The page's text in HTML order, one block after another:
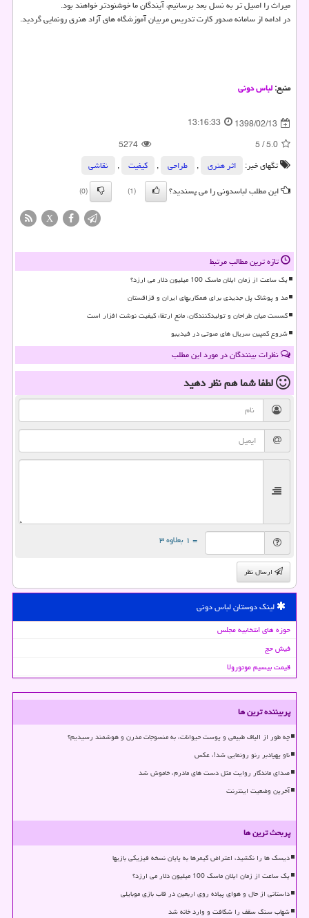
میراث را اصیل تر به نسل بعد برسانیم، آیندگان ما خوشنودتر خواهند بود.
در ادامه از سامانه صدور كارت تدریس مربیان آموزشگاه های آزاد هنری رونمایی گردید.
منبع:لباس دونی
1398/02/13
13:16:33
5.0
/
5
5274
تگهای خبر:
اثر هنری , طراحی , كیفیت ,
نقاشی‌
این مطلب لباسدونی را می پسندید؟
(1)
(0)
X
تازه ترین مطالب مرتبط
یک ساعت از زمان ایلان ماسک 100 میلیون دلار می ارزد؟
مد و پوشاک پل جدیدی برای همکاریهای ایران و قزاقستان
گسست میان طراحان و تولیدکنندگان، مانع ارتقاء کیفیت نوشت افزار است
شروع کمپین سریال های صوتی در فیدیبو
نظرات بینندگان در مورد این مطلب
لطفا شما همنظر دهید
= ۱ بعلاوه ۳
ارسال نظر
لینک دوستان لباس دونی
حوزه های انتخابیه مجلس
فیش حج
قیمت بیسیم موتورولا
پربیننده ترین ها
چه طور از الیاف طبیعی و پوست حیوانات، به منسوجات مدرن و هوشمند رسیدیم؟
ناو پهپادبر رنو رونمایی شد!، عکس
صدای ماندگار روایت مثل دست های مادرم، خاموش شد
آخرین وضعیت اینترنت
پربحث ترین ها
دیسک ها را نکشید، اعتراض گیمرها به پایان نسخه فیزیکی بازیها
یک ساعت از زمان ایلان ماسک 100 میلیون دلار می ارزد؟
داستانی از حال و هوای پیاده روی اربعین در قاب بازی موبایلی
شهاب سنگ سقف را شکافت و وارد خانه شد